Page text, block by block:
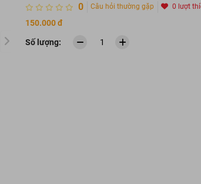
0 Câu hỏi thường gặp 0 lượt
150.000 đ
Số lượng: